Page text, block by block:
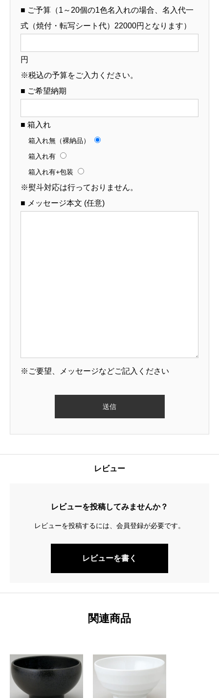
■ ご予算（1～20個の1色名入れの場合、名入代一
式（焼付・転写シート代）22000円となります）
円
※税込の予算をご入力ください。
■ ご希望納期
■ 箱入れ
箱入れ無（裸納品）
箱入れ有
箱入れ有+包装
※熨斗対応は行っておりません。
■ メッセージ本文 (任意)
※ご要望、メッセージなどご記入ください
レビュー
レビューを投稿してみませんか？
レビューを投稿するには、会員登録が必要です。
レビューを書く
関連商品